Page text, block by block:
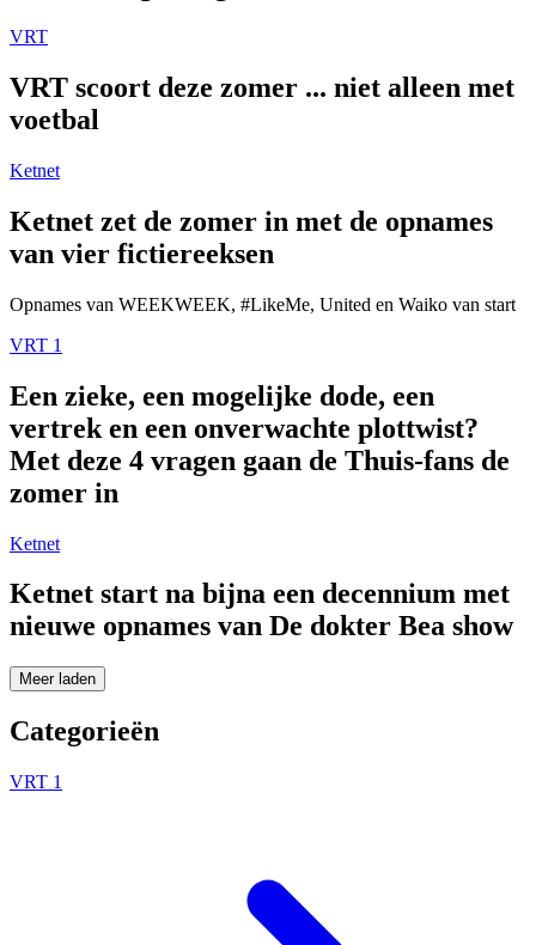
VRT
VRT scoort deze zomer ... niet alleen met
voetbal
Ketnet
Ketnet zet de zomer in met de opnames
van vier fictiereeksen
Opnames van WEEKWEEK, #LikeMe, United en Waiko van start
VRT 1
Een zieke, een mogelijke dode, een
vertrek en een onverwachte plottwist?
Met deze 4 vragen gaan de Thuis-fans de
zomer in
Ketnet
Ketnet start na bijna een decennium met
nieuwe opnames van De dokter Bea show
Meer laden
Categorieën
VRT 1